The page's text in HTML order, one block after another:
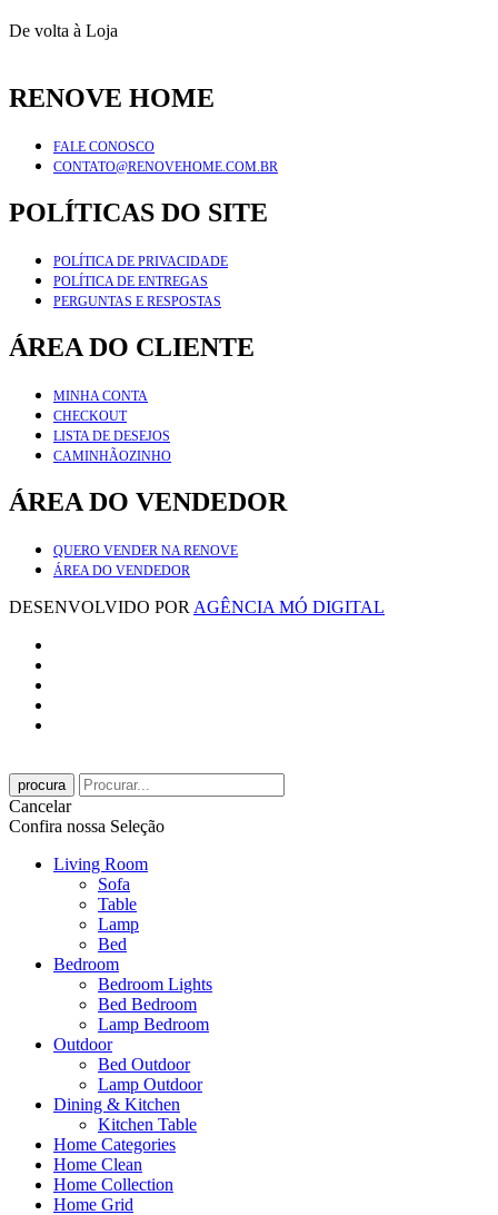
De volta à Loja
RENOVE HOME
FALE CONOSCO
CONTATO@RENOVEHOME.COM.BR
POLÍTICAS DO SITE
POLÍTICA DE PRIVACIDADE
POLÍTICA DE ENTREGAS
PERGUNTAS E RESPOSTAS
ÁREA DO CLIENTE
MINHA CONTA
CHECKOUT
LISTA DE DESEJOS
CAMINHÃOZINHO
ÁREA DO VENDEDOR
QUERO VENDER NA RENOVE
ÁREA DO VENDEDOR
DESENVOLVIDO POR AGÊNCIA MÓ DIGITAL
procura
Cancelar
Confira nossa Seleção
Living Room
Sofa
Table
Lamp
Bed
Bedroom
Bedroom Lights
Bed Bedroom
Lamp Bedroom
Outdoor
Bed Outdoor
Lamp Outdoor
Dining & Kitchen
Kitchen Table
Home Categories
Home Clean
Home Collection
Home Grid